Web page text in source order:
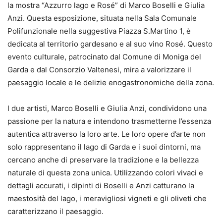
la mostra “Azzurro lago e Rosé” di Marco Boselli e Giulia
Anzi. Questa esposizione, situata nella Sala Comunale
Polifunzionale nella suggestiva Piazza S.Martino 1, è
dedicata al territorio gardesano e al suo vino Rosé. Questo
evento culturale, patrocinato dal Comune di Moniga del
Garda e dal Consorzio Valtenesi, mira a valorizzare il
paesaggio locale e le delizie enogastronomiche della zona.
I due artisti, Marco Boselli e Giulia Anzi, condividono una
passione per la natura e intendono trasmetterne l’essenza
autentica attraverso la loro arte. Le loro opere d’arte non
solo rappresentano il lago di Garda e i suoi dintorni, ma
cercano anche di preservare la tradizione e la bellezza
naturale di questa zona unica. Utilizzando colori vivaci e
dettagli accurati, i dipinti di Boselli e Anzi catturano la
maestosità del lago, i meravigliosi vigneti e gli oliveti che
caratterizzano il paesaggio.